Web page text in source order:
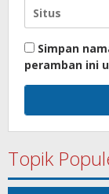
Simpan
peramban ini
Topik